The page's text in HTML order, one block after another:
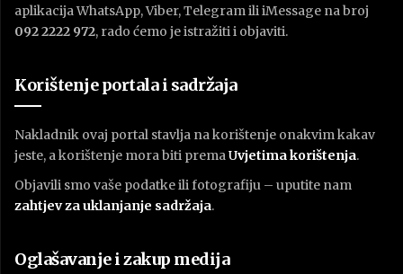
aplikacija WhatsApp, Viber, Telegram ili iMessage na broj
092 2222 972, rado ćemo je istražiti i objaviti.
Korištenje portala i sadržaja
Nakladnik ovaj portal stavlja na korištenje onakvim kakav
jeste, a korištenje mora biti premaUvjetima korištenja.
Objavili smo vaše podatke ili fotografiju – uputite nam
zahtjev za uklanjanje sadržaja.
Oglašavanje i zakup medija